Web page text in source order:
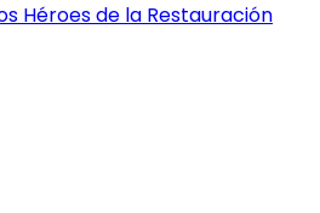
Héroes de la Restauración